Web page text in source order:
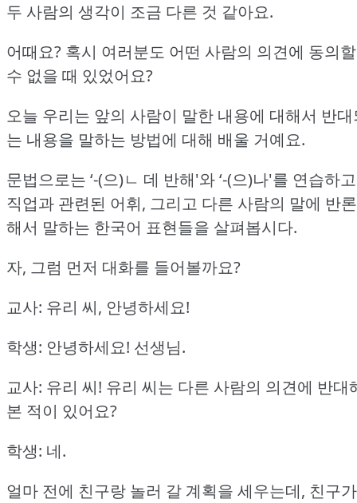
두 사람의 생각이 조금 다른 것 같아요.
어때요? 혹시 여러분도 어떤 사람의 의견에 동의할
수 없을 때 있었어요?
오늘 우리는 앞의 사람이 말한 내용에 대해서 반
는 내용을 말하는 방법에 대해 배울 거예요.
문법으로는 ‘-(으)ㄴ 데 반해'와 ‘-(으)나'를 연습하고
직업과 관련된 어휘, 그리고 다른 사람의 말에 반론
해서 말하는 한국어 표현들을 살펴봅시다.
자, 그럼 먼저 대화를 들어볼까요?
교사: 유리 씨, 안녕하세요!
학생: 안녕하세요! 선생님.
교사: 유리 씨! 유리 씨는 다른 사람의 의견에 반대
본 적이 있어요?
학생: 네.
얼마 전에 친구랑 놀러 갈 계획을 세우는데, 친구가